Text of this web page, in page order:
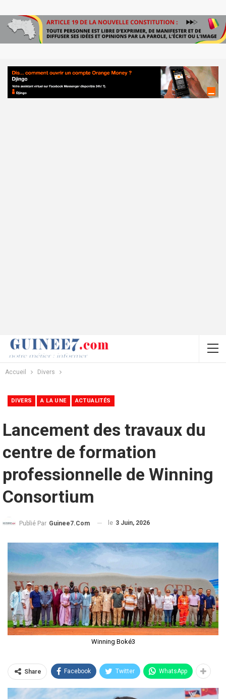
Accueil Divers
DIVERS A LA UNE ACTUALITÉS
Lancement des travaux du
centre de formation
professionnelle de Winning
Consortium
Publié Par Guinee7.com le 3 Juin, 2026
Winning Boké3
Share Facebook Twitter WhatsApp